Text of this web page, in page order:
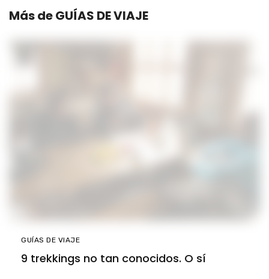
Más deGUÍAS DE VIAJE
GUÍAS DE VIAJE
9 trekkings no tan conocidos. O sí